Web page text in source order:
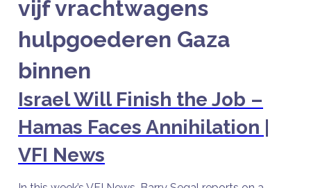
vijf vrachtwagens
hulpgoederen Gaza
binnen
Israel Will Finish the Job –
Hamas Faces Annihilation |
VFI News